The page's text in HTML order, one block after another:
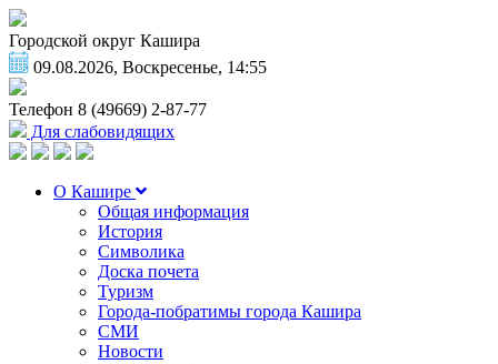
Городской округ Кашира
09.08.2026, Воскресенье, 14:55
Телефон 8 (49669) 2-87-77
Для слабовидящих
О Кашире
Общая информация
История
Символика
Доска почета
Туризм
Города-побратимы города Кашира
СМИ
Новости